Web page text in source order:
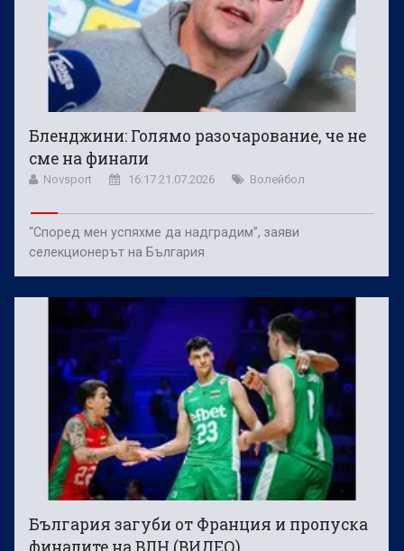
Бленджини: Голямо разочарование, че не
сме на финали
Novsport 16:17 21.07.2026 Волейбол
“Според мен успяхме да надградим”, заяви
селекционерът на България
България загуби от Франция и пропуска
финалите на ВЛН (ВИДЕО)